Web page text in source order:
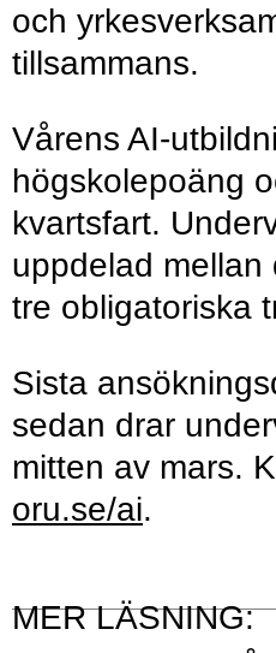
och
tillsammans.
Vårens AI-
högskolepoäng
kvartsfart.
uppdelad mellan
tre obligatoriska
Sista
sedan drar
mitten av mars.
oru.se/ai.